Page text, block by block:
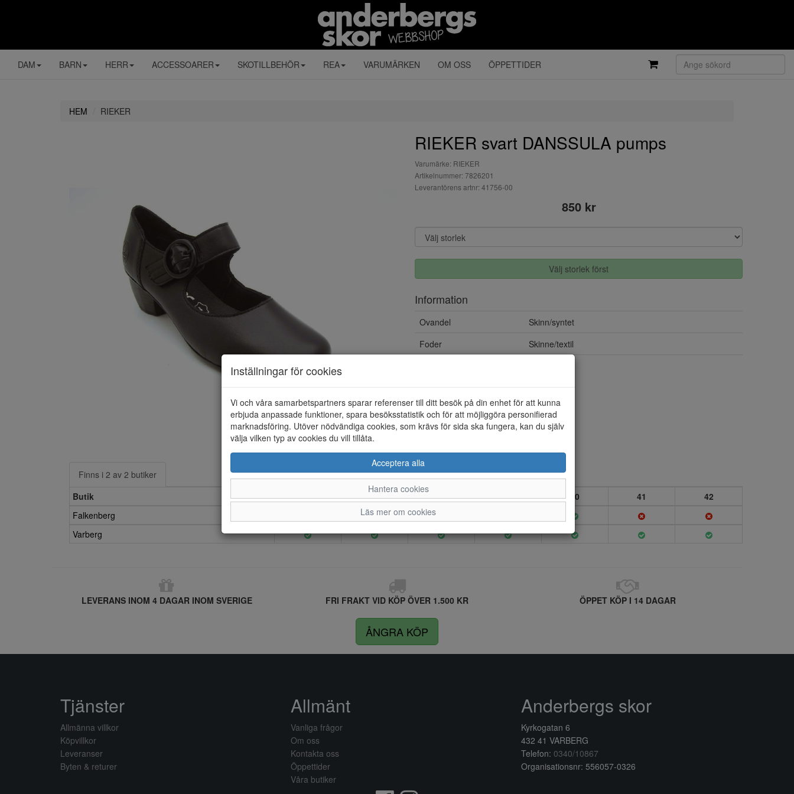
DAM BARN HERR ACCESSOARER SKOTILLBEHÖR REA VARUMÄRKEN OM OSS ÖPPETTIDER
HEM RIEKER
RIEKER svart DANSSULA pumps
Varumärke: RIEKER
Artikelnummer: 7826201
Leverantörens artnr: 41756-00
850 kr
Välj storlek först
Information
Ovandel
Skinn/syntet
Foder
Skinne/textil
Finns i 2 av 2 butiker
Butik
36 37 38 39 40 41
42
Falkenberg
Varberg
LEVERANS INOM 4 DAGAR INOM SVERIGE FRI FRAKT VID KÖP ÖVER 1.500 KR ÖPPET KÖP I 14 DAGAR
ÅNGRA KÖP
Inställningar för cookies
Vi och våra samarbetspartners sparar referenser till ditt besök på din enhet för att kunna
erbjuda anpassade funktioner, spara besöksstatistik och för att möjliggöra personifierad
marknadsföring. Utöver nödvändiga cookies, som krävs för sida ska fungera, kan du själv
välja vilken typ av cookies du vill tillåta.
Acceptera alla
Hantera cookies
Läs mer om cookies
Tjänster
Allmänna villkor
Köpvillkor
Leveranser
Byten & returer
Allmänt
Vanliga frågor
Om oss
Kontakta oss
Öppettider
Våra butiker
Anderbergs skor
Kyrkogatan 6
432 41 VARBERG
Telefon: 0340/10867
Organisationsnr: 556057-0326